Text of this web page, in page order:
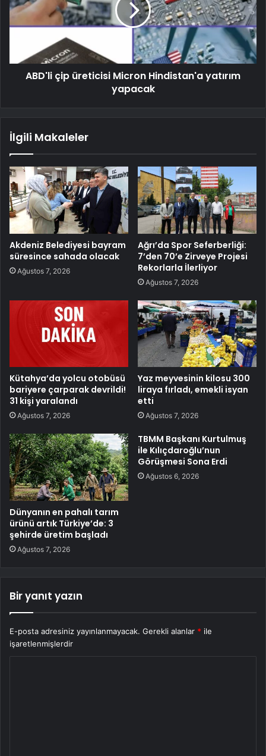
ABD'li çip üreticisi Micron Hindistan'a yatırım
yapacak
İlgili Makaleler
Akdeniz Belediyesi bayram
süresince sahada olacak
Ağustos 7, 2026
Ağrı’da Spor Seferberliği:
7’den 70’e Zirveye Projesi
Rekorlarla İlerliyor
Ağustos 7, 2026
Kütahya’da yolcu otobüsü
bariyere çarparak devrildi!
31 kişi yaralandı
Ağustos 7, 2026
Yaz meyvesinin kilosu 300
liraya fırladı, emekli isyan
etti
Ağustos 7, 2026
Dünyanın en pahalı tarım
ürünü artık Türkiye’de: 3
şehirde üretim başladı
Ağustos 7, 2026
TBMM Başkanı Kurtulmuş
ile Kılıçdaroğlu’nun
Görüşmesi Sona Erdi
Ağustos 6, 2026
Bir yanıt yazın
E-posta adresiniz yayınlanmayacak. Gerekli alanlar * ile
işaretlenmişlerdir